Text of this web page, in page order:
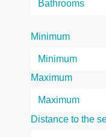
Minimum
Maximum
Distance to the